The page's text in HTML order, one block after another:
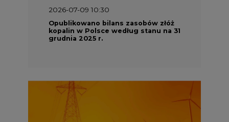
2026-07-09 10:30
Opublikowano bilans zasobów złóż
kopalin w Polsce według stanu na 31
grudnia 2025 r.